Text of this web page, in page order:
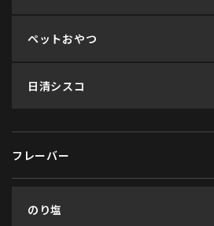
ペットおやつ
日清シスコ
フレーバー
のり塩